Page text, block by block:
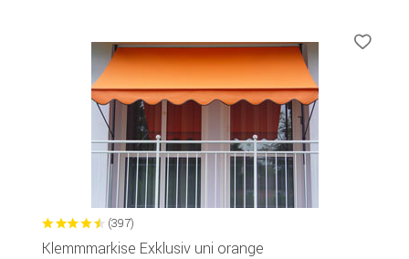
(397)
Klemmmarkise Exklusiv uni orange